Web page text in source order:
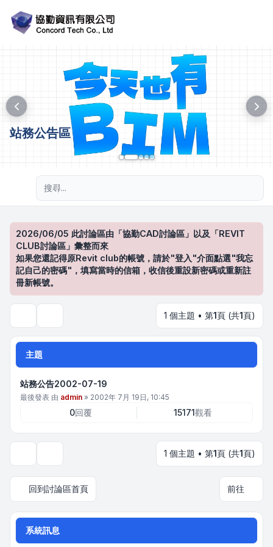
站務公告區
2026/06/05 此討論區由「協勤CAD討論區」以及「REVIT
CLUB討論區」彙整而來
如果您還記得原Revit club的帳號，請於"登入"介面點選"我忘
記自己的密碼"，填寫當時的信箱，收信後重設新密碼或重新註
冊新帳號。
1 個主題 • 第1頁 (共1頁)
主題
站務公告2002-07-19
最後發表 由 admin » 2002年 7月 19日, 10:45
0回覆 15171觀看
1 個主題 • 第1頁 (共1頁)
回到討論區首頁 前往
系統訊息